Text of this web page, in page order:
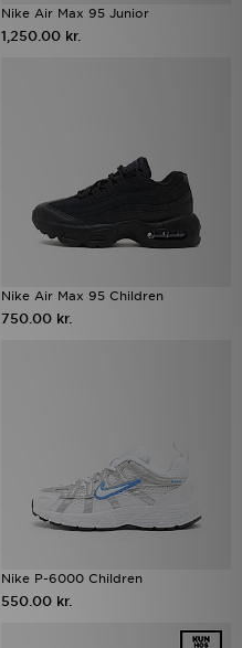
Nike Air Max 95 Junior
1,250.00 kr.
Nike Air Max 95 Children
750.00 kr.
Nike P-6000 Children
550.00 kr.